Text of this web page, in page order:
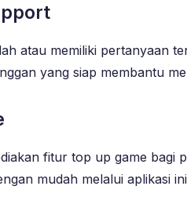
atau memiliki pertanyaan
yang siap membantu
fitur top up game
mudah melalui aplikasi